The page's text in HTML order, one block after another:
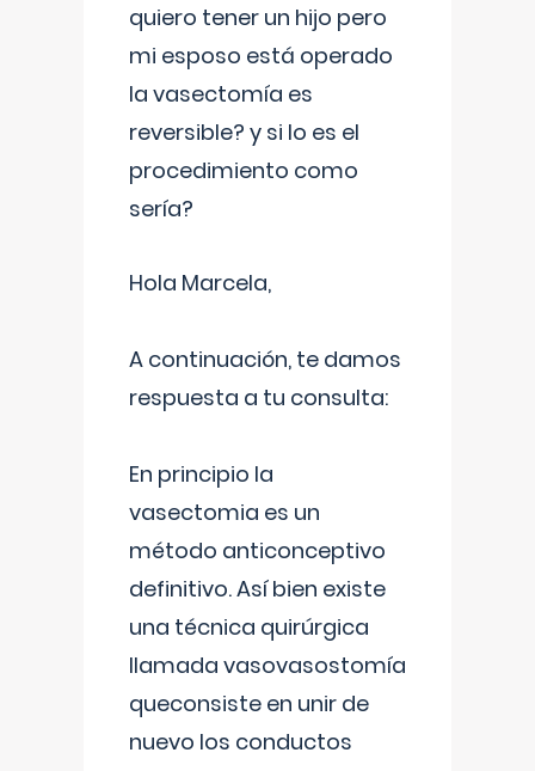
quiero tener un hijo pero
mi esposo está operado
la vasectomía es
reversible? y si lo es el
procedimiento como
sería?
Hola Marcela,
A continuación, te damos
respuesta a tu consulta:
En principio la
vasectomia es un
método anticonceptivo
definitivo. Así bien existe
una técnica quirúrgica
llamada vasovasostomía
queconsiste en unir de
nuevo los conductos